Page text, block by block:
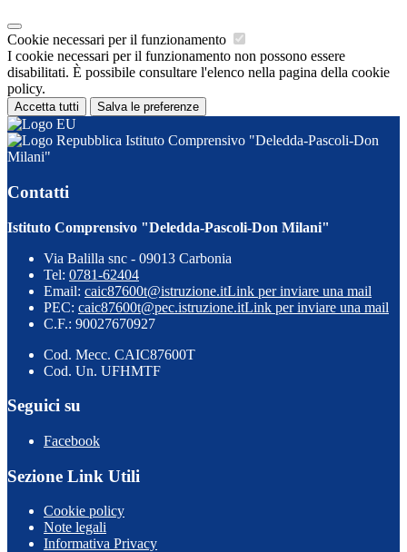
Cookie necessari per il funzionamento
I cookie necessari per il funzionamento non possono essere
disabilitati. È possibile consultare l'elenco nella pagina della cookie
policy.
Accetta tutti Salva le preferenze
Istituto Comprensivo "Deledda-Pascoli-Don
Milani"
Contatti
Istituto Comprensivo "Deledda-Pascoli-Don Milani"
Via Balilla snc - 09013 Carbonia
Tel: 0781-62404
Email: caic87600t@istruzione.itLink per inviare una mail
PEC: caic87600t@pec.istruzione.itLink per inviare una mail
C.F.: 90027670927
Cod. Mecc. CAIC87600T
Cod. Un. UFHMTF
Seguici su
Facebook
Sezione Link Utili
Cookie policy
Note legali
Informativa Privacy